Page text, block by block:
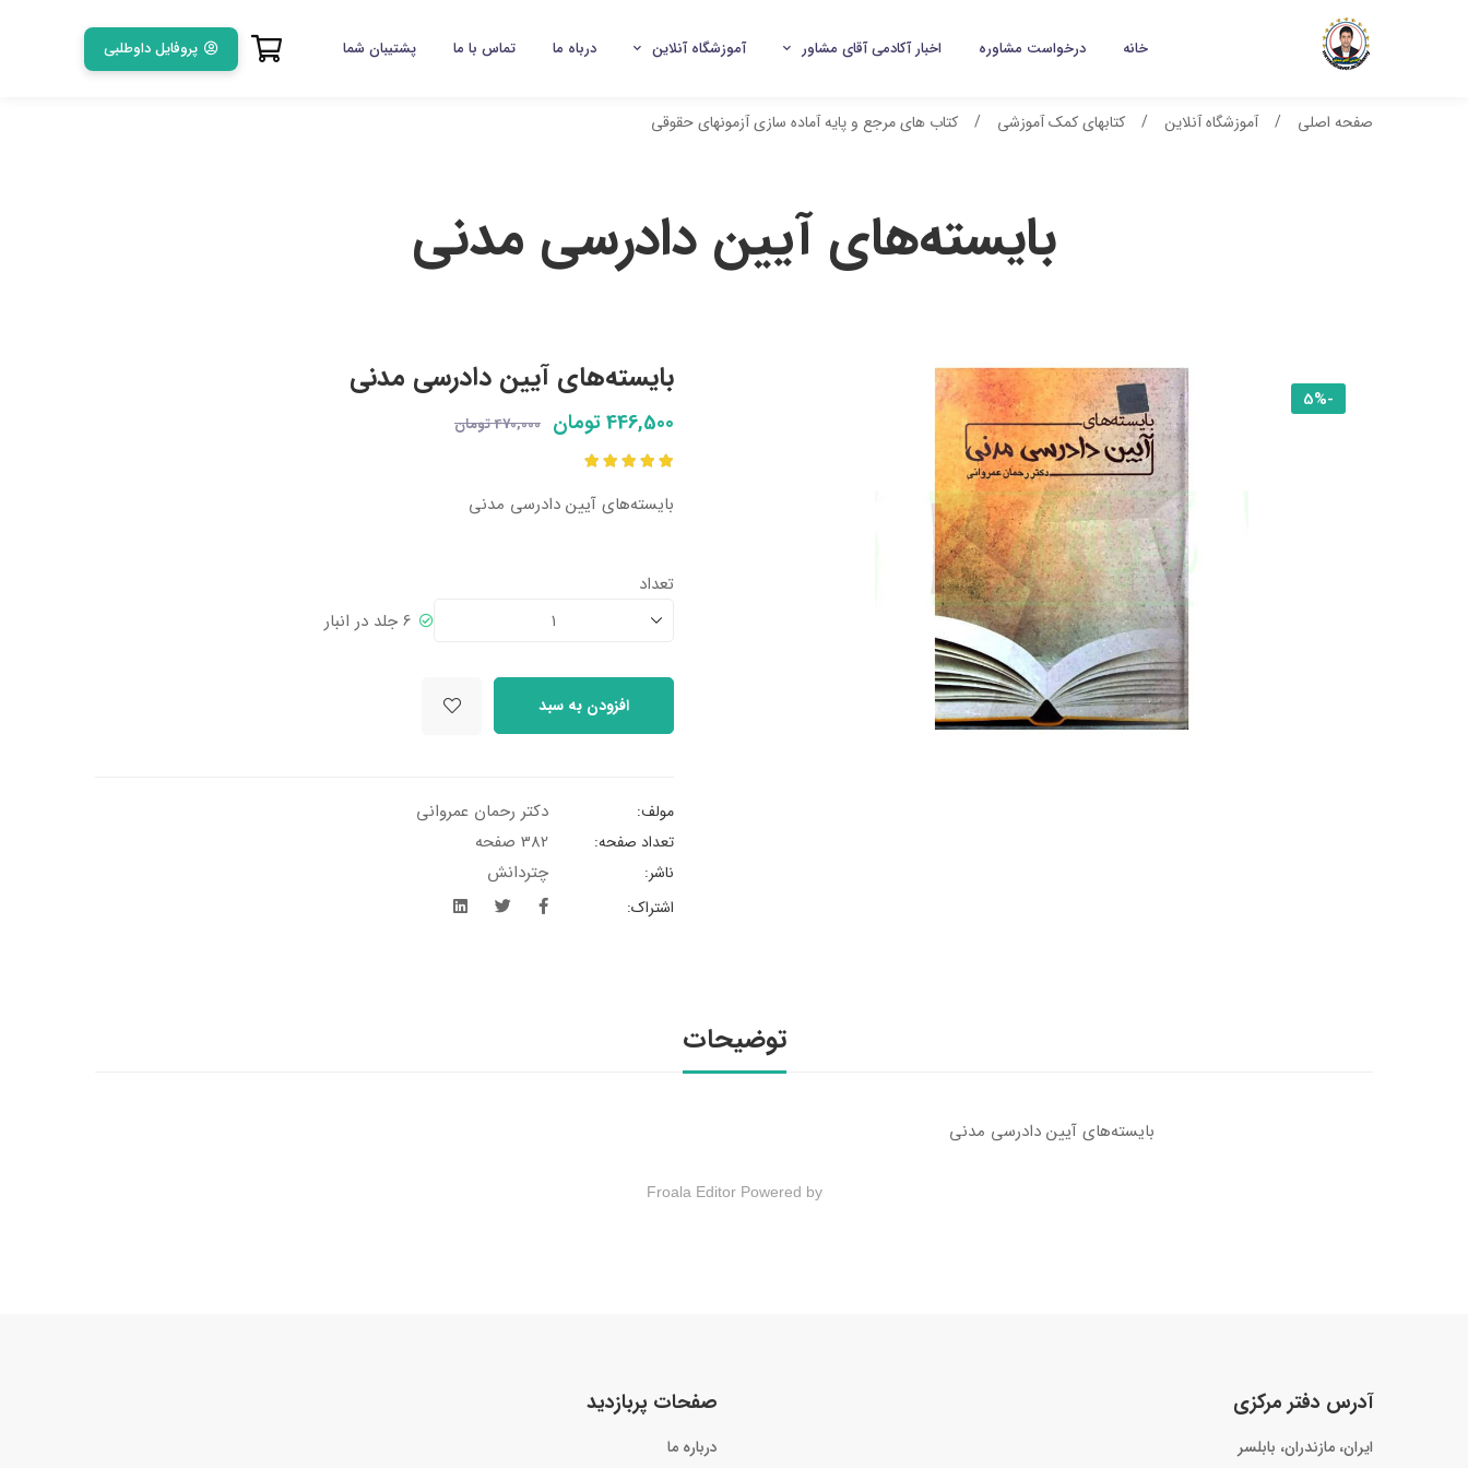
خانه درخواست مشاوره اخبار آکادمی آقای مشاور آموزشگاه آنلاین درباه ما تماس با ما پشتیبان شما پروفایل داوطلبی
بایسته‌های آیین دادرسی مدنی
صفحه اصلی آموزشگاه آنلاین کتابهای کمک آموزشی کتاب های مرجع و پایه آماده سازی آزمونهای حقوقی
-5%
بایسته‌های آیین دادرسی مدنی
446,500 تومان 470,000 تومان
بایسته‌های آیین دادرسی مدنی
تعداد
1 6 جلد در انبار
افزودن به سبد
مولف: دکتر رحمان عمروانی
تعداد صفحه: 382 صفحه
ناشر: چتردانش
اشتراک:
توضیحات
بایسته‌های آیین دادرسی مدنی
Powered by
Froala Editor
آدرس دفتر مرکزی
ایران، مازندران، بابلسر
صفحات پربازدید
درباره ما